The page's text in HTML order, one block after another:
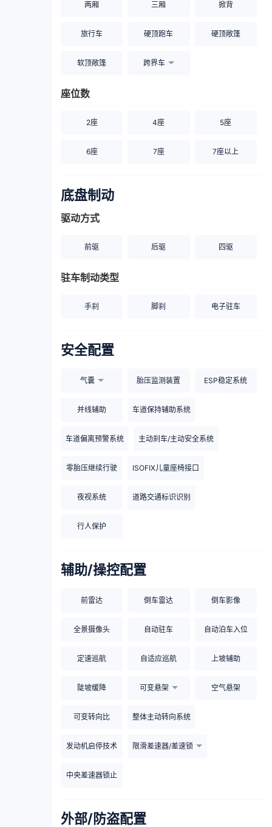
两厢 三厢 掀背
旅行车 硬顶跑车 硬顶敞篷
软顶敞篷 跨界车
座位数
2座 4座 5座
6座 7座 7座以上
底盘制动
驱动方式
前驱 后驱 四驱
驻车制动类型
手刹 脚刹 电子驻车
安全配置
气囊 胎压监测装置 ESP稳定系统
并线辅助 车道保持辅助系统
车道偏离预警系统 主动刹车/主动安全系统
零胎压继续行驶 ISOFIX儿童座椅接口
夜视系统 道路交通标识识别
行人保护
辅助/操控配置
前雷达 倒车雷达 倒车影像
全景摄像头 自动驻车 自动泊车入位
定速巡航 自适应巡航 上坡辅助
陡坡缓降 可变悬架 空气悬架
可变转向比 整体主动转向系统
发动机启停技术 限滑差速器/差速锁
中央差速器锁止
外部/防盗配置